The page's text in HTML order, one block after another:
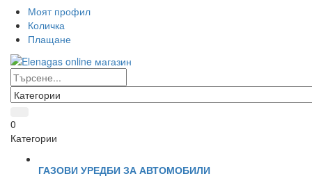
Моят профил
Количка
Плащане
0
Категории
ГАЗОВИ УРЕДБИ ЗА АВТОМОБИЛИ